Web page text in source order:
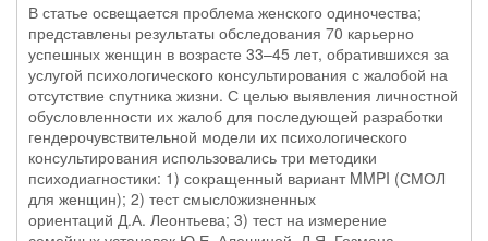
В статье освещается проблема женского одиночества;
представлены результаты обследования 70 карьерно
успешных женщин в возрасте 33–45 лет, обратившихся за
услугой психологического консультирования с жалобой на
отсутствие спутника жизни. С целью выявления личностной
обусловленности их жалоб для последующей разработки
гендерочувствительной модели их психологического
консультирования использовались три методики
психодиагностики: 1) сокращенный вариант MMPI (СМОЛ
для женщин); 2) тест смыслoжизненных
ориентаций Д.А. Леонтьева; 3) тест на измерение